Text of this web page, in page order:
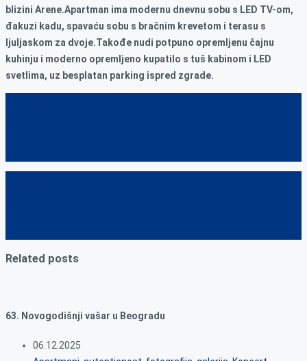
blizini Arene.Apartman ima modernu dnevnu sobu s LED TV-om,
đakuzi kadu, spavaću sobu s bračnim krevetom i terasu s
ljuljaskom za dvoje.Takođe nudi potpuno opremljenu čajnu
kuhinju i moderno opremljeno kupatilo s tuš kabinom i LED
svetlima, uz besplatan parking ispred zgrade.
Related posts
63. Novogodišnji vašar u Beogradu
06.12.2025